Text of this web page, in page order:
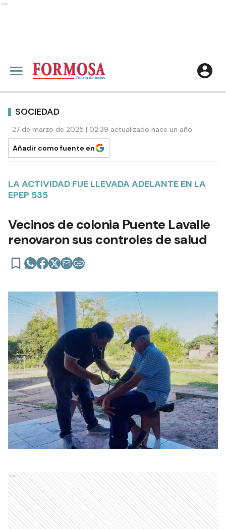
Ads
SOCIEDAD
27 de marzo de 2025 | 02:39 actualizado hace un año
Añadir como fuente en
LA ACTIVIDAD FUE LLEVADA ADELANTE EN LA
EPEP 535
Vecinos de colonia Puente Lavalle
renovaron sus controles de salud
Ads